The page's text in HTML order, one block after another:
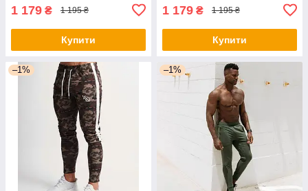
1 179 ₴ 1 195 ₴
Купити
1 179 ₴ 1 195 ₴
Купити
–1% –1%